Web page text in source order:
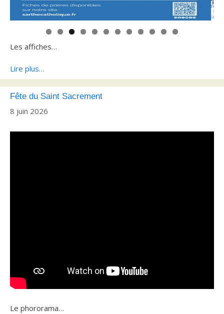
0 1
2
Les affiches…
Lire plus…
Fête du Saint Sacrement
8 juin 2026
Le phororama…